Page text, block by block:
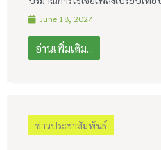
June 18, 2024
อ่านเพิ่มเติม...
ข่าวประชาสัมพันธ์